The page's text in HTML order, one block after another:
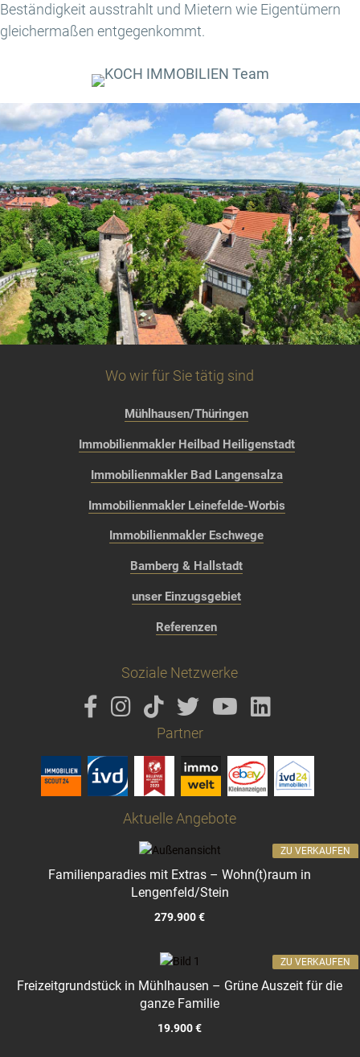
Beständigkeit ausstrahlt und Mietern wie Eigentümern
gleichermaßen entgegenkommt.
Wo wir für Sie tätig sind
Mühlhausen/Thüringen
Immobilienmakler Heilbad Heiligenstadt
Immobilienmakler Bad Langensalza
Immobilienmakler Leinefelde-Worbis
Immobilienmakler Eschwege
Bamberg & Hallstadt
unser Einzugsgebiet
Referenzen
Soziale Netzwerke
Partner
Aktuelle Angebote
Familienparadies mit Extras – Wohn(t)raum in
Lengenfeld/Stein
279.900 €
ZU VERKAUFEN
Freizeitgrundstück in Mühlhausen – Grüne Auszeit für die
ganze Familie
19.900 €
ZU VERKAUFEN